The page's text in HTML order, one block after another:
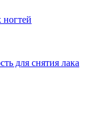
ногтей
снятия лака